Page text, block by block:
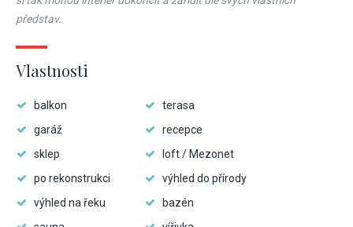
představ.
Vlastnosti
balkon
terasa
garáž
recepce
sklep
loft / Mezonet
po rekonstrukci
výhled do přírody
výhled na řeku
bazén